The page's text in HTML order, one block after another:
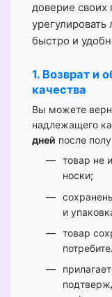
доверие своих
быстро и
1. Возврат и
качества
Вы можете
надлежащего
дней после
товар не
носки;
и
товар